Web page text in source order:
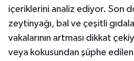
içeriklerini analiz ediyor. Son
zeytinyağı, bal ve çeşitli
vakalarının artması dikkat
veya kokusundan şüphe